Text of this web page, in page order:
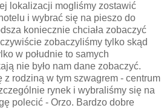
lokalizacji mogliśmy zostawić
i wybrać się na pieszo do
koniecznie chciała zobaczyć
zobaczyliśmy tylko skąd
w południe to samych
nie było nam dane zobaczyć.
rodziną w tym szwagrem - centrum
rynek i wybraliśmy się na
polecić - Orzo. Bardzo dobre